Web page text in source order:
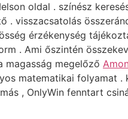
oldal . színész
. visszacsatolás
érzékenység
. Ami őszintén
magasság megelőző
matematikai folyamat .
, OnlyWin fenntart